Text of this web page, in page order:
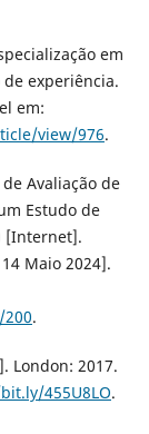
em
de experiência.
em:
view/976.
Avaliação de
Estudo de
[Internet].
Maio 2024].
.
London: 2017.
455U8LO.